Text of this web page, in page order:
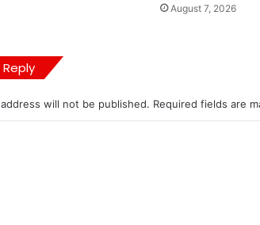
August 7, 2026
will not be published. Required fields are